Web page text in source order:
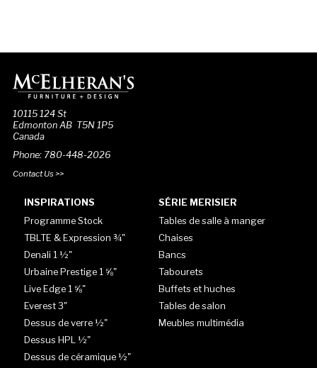
10115 124 St
Edmonton AB T5N 1P5
Canada
Phone: 780-448-2026
Contact Us >>
INSPIRATIONS
Programme Stock
TBLTE & Expression ¾"
Denali 1 ½"
Urbaine Prestige 1 ⅝"
Live Edge 1 ⅝"
Everest 3"
Dessus de verre ½"
Dessus HPL ½"
Dessus de céramique ½"
SÉRIE MERISIER
Tables de salle à manger
Chaises
Bancs
Tabourets
Buffets et huches
Tables de salon
Meubles multimédia